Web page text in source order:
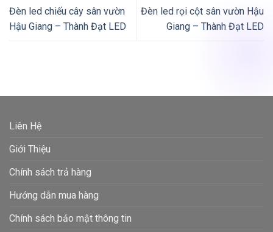
Đèn led chiếu cây sân vườn
Hậu Giang – Thành Đạt LED
Đèn led rọi cột sân vườn Hậu
Giang – Thành Đạt LED
Liên Hệ
Giới Thiệu
Chính sách trả hàng
Hướng dẫn mua hàng
Chính sách bảo mật thông tin